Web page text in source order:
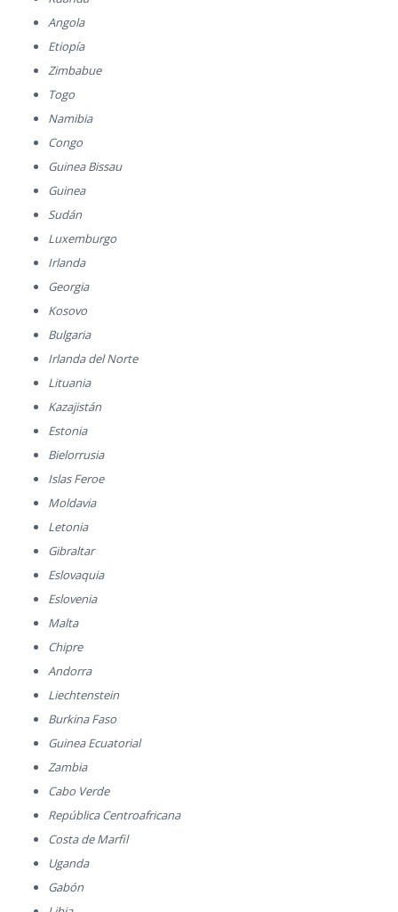
Angola
Etiopía
Zimbabue
Togo
Namibia
Congo
Guinea Bissau
Guinea
Sudán
Luxemburgo
Irlanda
Georgia
Kosovo
Bulgaria
Irlanda del Norte
Lituania
Kazajistán
Estonia
Bielorrusia
Islas Feroe
Moldavia
Letonia
Gibraltar
Eslovaquia
Eslovenia
Malta
Chipre
Andorra
Liechtenstein
Burkina Faso
Guinea Ecuatorial
Zambia
Cabo Verde
República Centroafricana
Costa de Marfil
Uganda
Gabón